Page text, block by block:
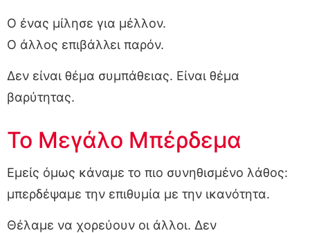
Ο ένας μίλησε για μέλλον.
Ο άλλος επιβάλλει παρόν.
Δεν είναι θέμα συμπάθειας. Είναι θέμα
βαρύτητας.
Το Μεγάλο Μπέρδεμα
Εμείς όμως κάναμε το πιο συνηθισμένο λάθος:
μπερδέψαμε την επιθυμία με την ικανότητα.
Θέλαμε να χορεύουν οι άλλοι. Δεν